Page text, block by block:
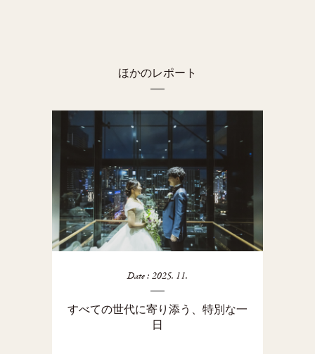
ほかのレポート
Date : 2025. 11.
すべての世代に寄り添う、特別な一
日